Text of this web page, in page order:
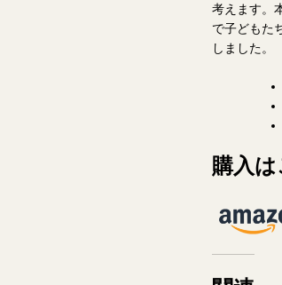
考えます。
で子どもた
しました。
購入